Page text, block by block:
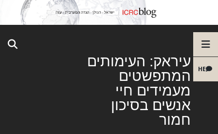
HE
עיראק: העימותים
המתפשטים
מעמידים חיי
אנשים בסיכון
חמור